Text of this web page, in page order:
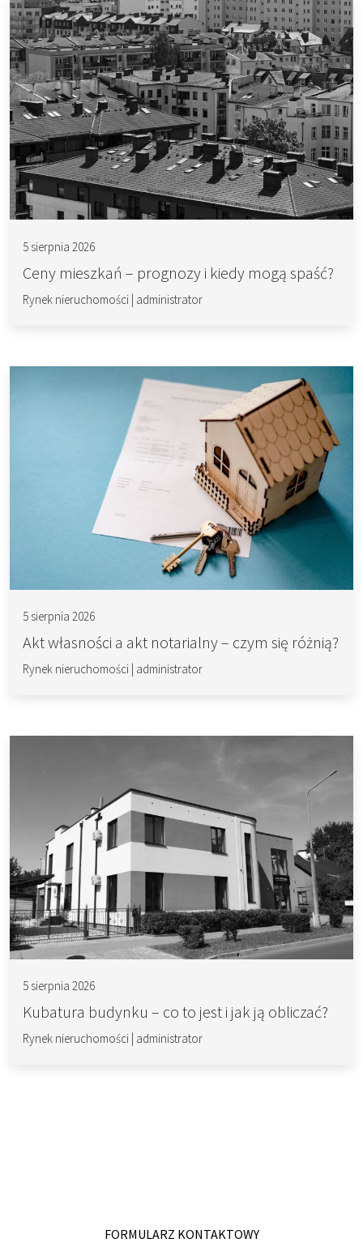
5 sierpnia 2026
Ceny mieszkań – prognozy i kiedy mogą spaść?
Rynek nieruchomości| administrator
5 sierpnia 2026
Akt własności a akt notarialny – czym się różnią?
Rynek nieruchomości| administrator
5 sierpnia 2026
Kubatura budynku – co to jest i jak ją obliczać?
Rynek nieruchomości| administrator
FORMULARZ KONTAKTOWY